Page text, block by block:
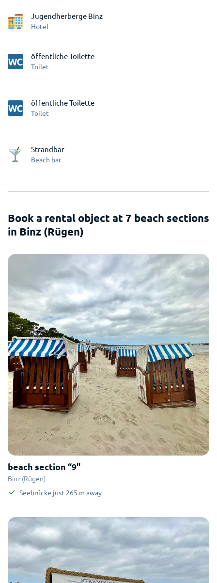
Jugendherberge Binz
Hotel
öffentliche Toilette
Toilet
öffentliche Toilette
Toilet
Strandbar
Beach bar
Book a rental object at 7 beach sections
in Binz (Rügen)
beach section “9"
Binz (Rügen)
Seebrücke just 265 m away